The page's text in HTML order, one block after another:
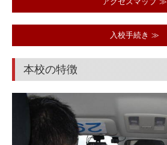
各種講習
ペーパードライバー講習
ブラッシュアップ講習
入校手続き ≫
本校の特徴